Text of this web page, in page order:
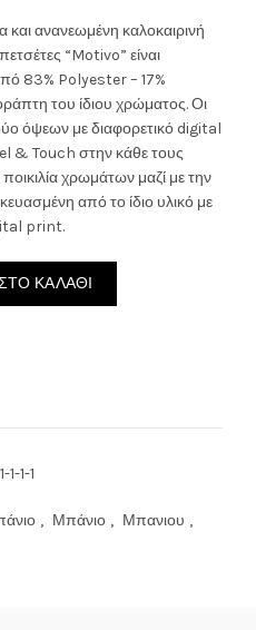
ανανεωμένη καλοκαιρινή
“Motivo” είναι
83% Polyester – 17%
του ίδιου χρώματος. Οι
όψεων με διαφορετικό digital
& Touch στην κάθε τους
ποικιλία χρωμάτων μαζί με την
από το ίδιο υλικό με
print.
ΚΑΛΆΘΙ
1-1-1
, Μπάνιο , Μπανιου ,